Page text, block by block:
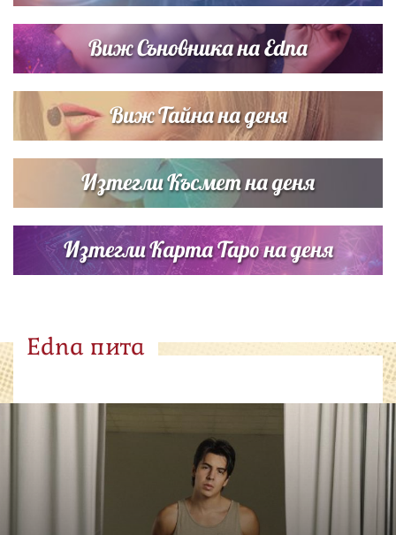
Виж Съновника на Edna
Виж Тайна на деня
Изтегли Късмет на деня
Изтегли Карта Таро на деня
Edna пита